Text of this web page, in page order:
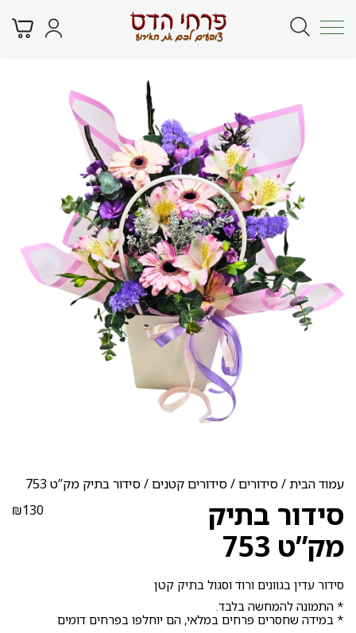
עמוד הבית /סידורים/סידורים קטנים/ סידור בתיק מק”ט 753
סידור בתיק
מק”ט 753
₪130
סידור עדין בגוונים ורוד וסגול בתיק קטן
* התמונה להמחשה בלבד.
* במידה שחסרים פרחים במלאי, הם יוחלפו בפרחים דומים